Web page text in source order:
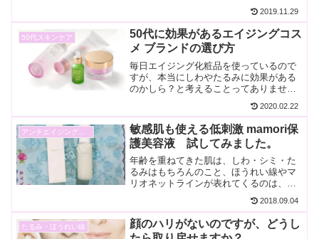
わらないと思いますが、卵殻膜ってどん
な効果があるのでしょうか？卵殻膜っ
て？卵殻膜はタマゴの殻の内...
2019.11.29
50代スキンケア
50代に効果があるエイジングコス
メ ブランドの選び方
毎日エイジング化粧品を使っているので
すが、本当にしわやたるみに効果がある
のかしら？と考えることってありません
のに、何年たっても効果を実感できない
という事ありませんか？私は、しわは少
ないのですが、顔のしみと...
2020.02.22
アンチエイジング美容液
敏感肌も使える低刺激 mamori保
護美容液 試してみました。
年齢を重ねてきた肌は、しわ・シミ・た
るみはもちろんのこと、ほうれい線やマ
リオネットラインが表れてくるのは、ご
が、とても気になってしまいます。気に
なるので毎日お手入れは、欠かしていま
せんが、ほうれい線などは...
2018.09.04
たるみ・ほうれい線
顔のハリがないのですが、どうし